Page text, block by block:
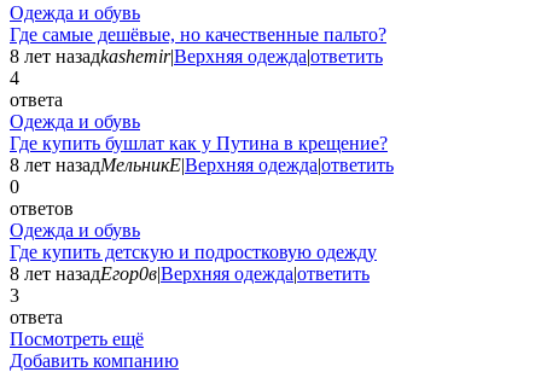
Одежда и обувь
Где самые дешёвые, но качественные пальто?
8 лет назадkashemir|Верхняя одежда|ответить
4
ответа
Одежда и обувь
Где купить бушлат как у Путина в крещение?
8 лет назадМельникЕ|Верхняя одежда|ответить
0
ответов
Одежда и обувь
Где купить детскую и подростковую одежду
8 лет назадЕгор0в|Верхняя одежда|ответить
3
ответа
Посмотреть ещё
Добавить компанию